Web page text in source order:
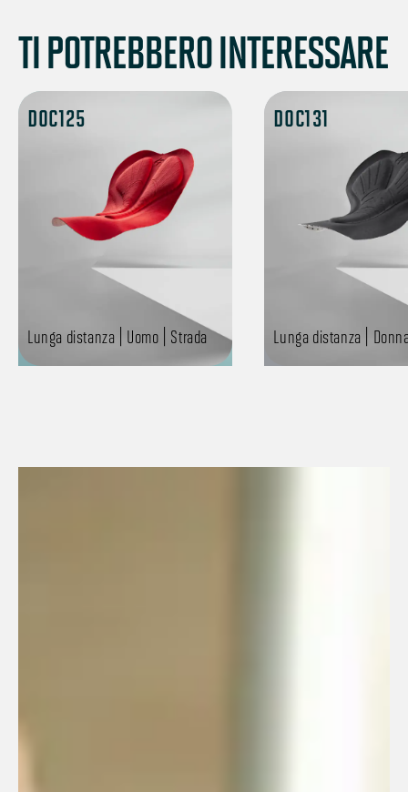
TI POTREBBERO INTERESSARE
DOC125
Lunga distanza | Uomo | Strada
DOC131
Lunga distanza |